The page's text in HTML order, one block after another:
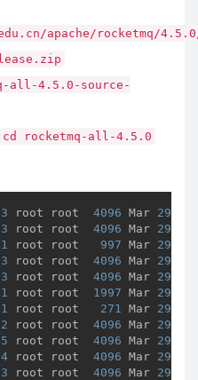
apache/rocketmq/
all-4.5.0-source-
cd rocketmq-all-4.5.0
3 root root 4096 Mar 29
3 root root 4096 Mar 29
1 root root 997 Mar 29
3 root root 4096 Mar 29
3 root root 4096 Mar 29
1 root root 1997 Mar 29
1 root root 271 Mar 29
2 root root 4096 Mar 29
5 root root 4096 Mar 29
4 root root 4096 Mar 29
3 root root 4096 Mar 29